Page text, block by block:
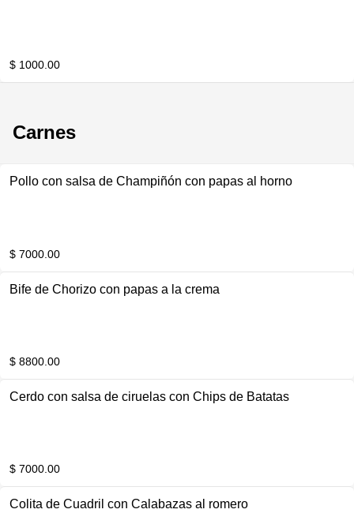
$ 1000.00
Carnes
Pollo con salsa de Champiñón con papas al horno
$ 7000.00
Bife de Chorizo con papas a la crema
$ 8800.00
Cerdo con salsa de ciruelas con Chips de Batatas
$ 7000.00
Colita de Cuadril con Calabazas al romero